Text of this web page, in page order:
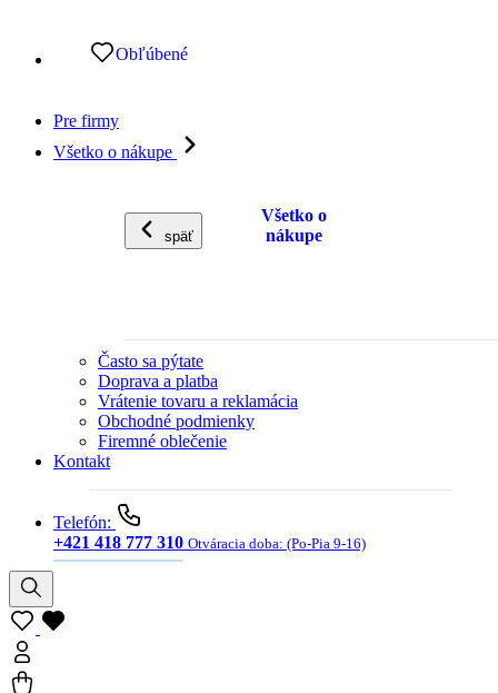
Obľúbené
Pre firmy
Všetko o nákupe
späť
Všetko o
nákupe
Často sa pýtate
Doprava a platba
Vrátenie tovaru a reklamácia
Obchodné podmienky
Firemné oblečenie
Kontakt
Telefón:
+421 418 777 310 Otváracia doba: (Po-Pia 9-16)